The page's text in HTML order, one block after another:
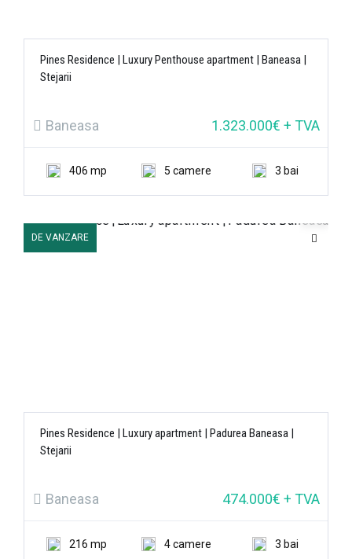
Pines Residence | Luxury Penthouse apartment | Baneasa |
Stejarii
Baneasa 1.323.000€ + TVA
406 mp 5 camere 3 bai
DE VANZARE
Pines Residence | Luxury apartment | Padurea Baneasa |
Stejarii
Baneasa 474.000€ + TVA
216 mp 4 camere 3 bai